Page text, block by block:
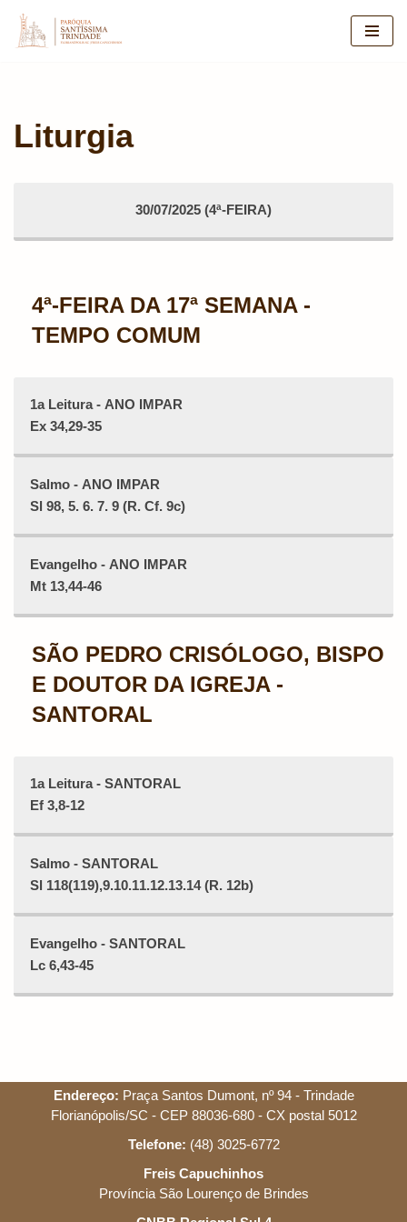
Pular
Liturgia
4ª-FEIRA DA 17ª SEMANA -
TEMPO COMUM
1a Leitura - ANO IMPAR
Ex 34,29-35
Salmo - ANO IMPAR
Sl 98, 5. 6. 7. 9 (R. Cf. 9c)
Evangelho - ANO IMPAR
Mt 13,44-46
SÃO PEDRO CRISÓLOGO, BISPO
E DOUTOR DA IGREJA -
SANTORAL
1a Leitura - SANTORAL
Ef 3,8-12
Salmo - SANTORAL
Sl 118(119),9.10.11.12.13.14 (R. 12b)
Evangelho - SANTORAL
Lc 6,43-45
30/07/2025 (4ª-FEIRA)
Endereço: Praça Santos Dumont, nº 94 - Trindade
Florianópolis/SC - CEP 88036-680 - CX postal 5012
Telefone: (48) 3025-6772
Freis Capuchinhos
Província São Lourenço de Brindes